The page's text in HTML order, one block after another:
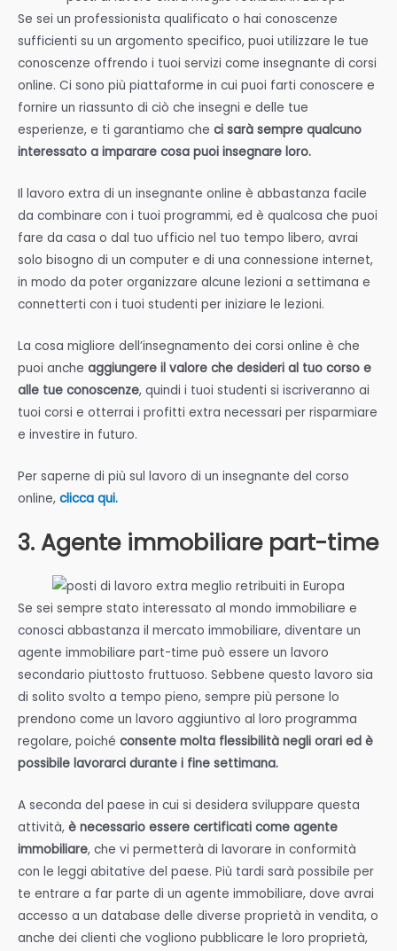
Se sei un professionista qualificato o hai conoscenze
sufficienti su un argomento specifico, puoi utilizzare le tue
conoscenze offrendo i tuoi servizi come insegnante di corsi
online. Ci sono più piattaforme in cui puoi farti conoscere e
fornire un riassunto di ciò che insegni e delle tue
esperienze, e ti garantiamo che ci sarà sempre qualcuno
interessato a imparare cosa puoi insegnare loro.
Il lavoro extra di un insegnante online è abbastanza facile
da combinare con i tuoi programmi, ed è qualcosa che puoi
fare da casa o dal tuo ufficio nel tuo tempo libero, avrai
solo bisogno di un computer e di una connessione internet,
in modo da poter organizzare alcune lezioni a settimana e
connetterti con i tuoi studenti per iniziare le lezioni.
La cosa migliore dell’insegnamento dei corsi online è che
puoi anche aggiungere il valore che desideri al tuo corso e
alle tue conoscenze, quindi i tuoi studenti si iscriveranno ai
tuoi corsi e otterrai i profitti extra necessari per risparmiare
e investire in futuro.
Per saperne di più sul lavoro di un insegnante del corso
online, clicca qui.
3. Agente immobiliare part-time
Se sei sempre stato interessato al mondo immobiliare e
conosci abbastanza il mercato immobiliare, diventare un
agente immobiliare part-time può essere un lavoro
secondario piuttosto fruttuoso. Sebbene questo lavoro sia
di solito svolto a tempo pieno, sempre più persone lo
prendono come un lavoro aggiuntivo al loro programma
regolare, poiché consente molta flessibilità negli orari ed è
possibile lavorarci durante i fine settimana.
A seconda del paese in cui si desidera sviluppare questa
attività, è necessario essere certificati come agente
immobiliare, che vi permetterà di lavorare in conformità
con le leggi abitative del paese. Più tardi sarà possibile per
te entrare a far parte di un agente immobiliare, dove avrai
accesso a un database delle diverse proprietà in vendita, o
anche dei clienti che vogliono pubblicare le loro proprietà,